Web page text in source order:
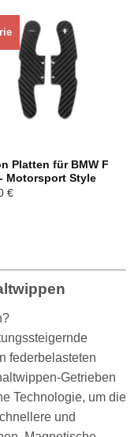
Platten für BMW F
Motorsport Style
€
federbelasteten
Getrieben
Technologie, um die
und